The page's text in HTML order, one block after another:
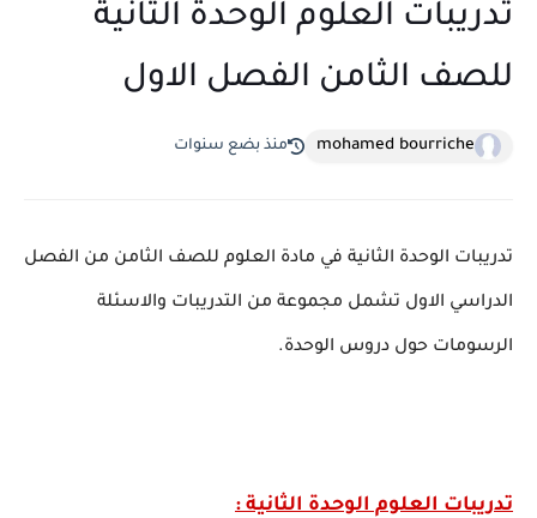
تدريبات العلوم الوحدة الثانية
للصف الثامن الفصل الاول
mohamed bourriche منذ بضع سنوات
تدريبات الوحدة الثانية في مادة العلوم للصف الثامن من الفصل
الدراسي الاول تشمل مجموعة من التدريبات والاسئلة
الرسومات حول دروس الوحدة.
تدريبات العلوم الوحدة الثانية :